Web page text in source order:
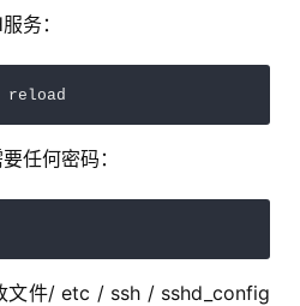
务：
reload
任何密码：
文件/ etc / ssh / sshd_config